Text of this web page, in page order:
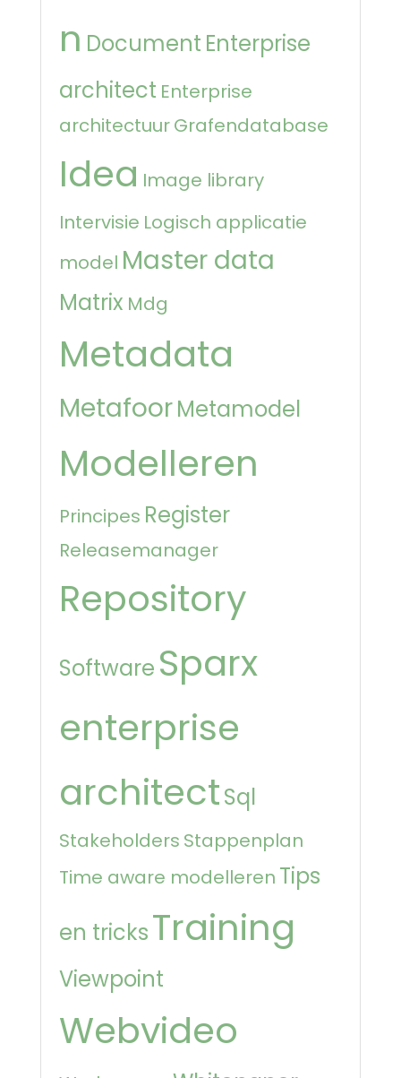
n Document Enterprise
architect Enterprise
architectuurGrafendatabase
Idea Image library
Intervisie Logisch applicatie
model Master data
Matrix Mdg
Metadata
MetafoorMetamodel
Modelleren
Principes Register
Releasemanager
Repository
Software Sparx
enterprise
architectSql
Stakeholders Stappenplan
Time aware modelleren Tips
en tricksTraining
Viewpoint
Webvideo